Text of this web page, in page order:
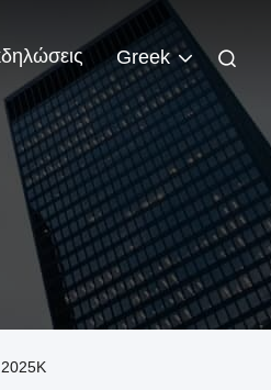
Greek
2025K